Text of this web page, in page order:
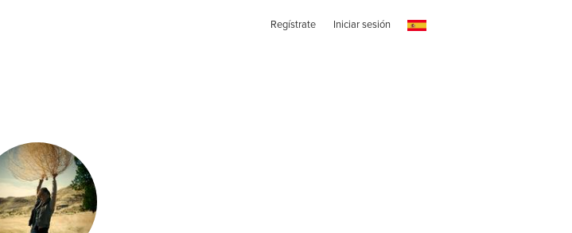
Regístrate Iniciar sesión